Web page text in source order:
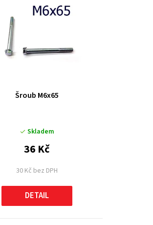
Šroub M6x65
Skladem
30 Kč bez DPH
36 Kč
DETAIL